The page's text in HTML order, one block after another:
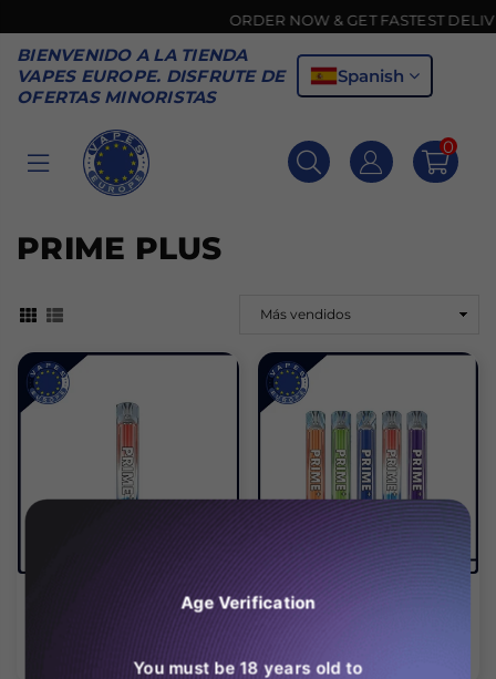
ORDER NOW & GET FASTEST
BIENVENIDO A LA TIENDA
VAPES EUROPE. DISFRUTE DE
OFERTAS MINORISTAS
Spanish
VAPES
0
PRIME PLUS
Prime Plus 600 Puffs
Disposable Vape
habitual
Disposable Vape (Caja
habitual
Age Verification
You must be 18 years old to